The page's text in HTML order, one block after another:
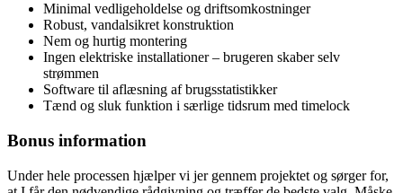
Minimal vedligeholdelse og driftsomkostninger
Robust, vandalsikret konstruktion
Nem og hurtig montering
Ingen elektriske installationer – brugeren skaber selv
strømmen
Software til aflæsning af brugsstatistikker
Tænd og sluk funktion i særlige tidsrum med timelock
Bonus information
Under hele processen hjælper vi jer gennem projektet og sørger for,